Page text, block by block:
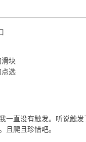
块
选
一直没有触发。听说触
且爬且珍惜吧。